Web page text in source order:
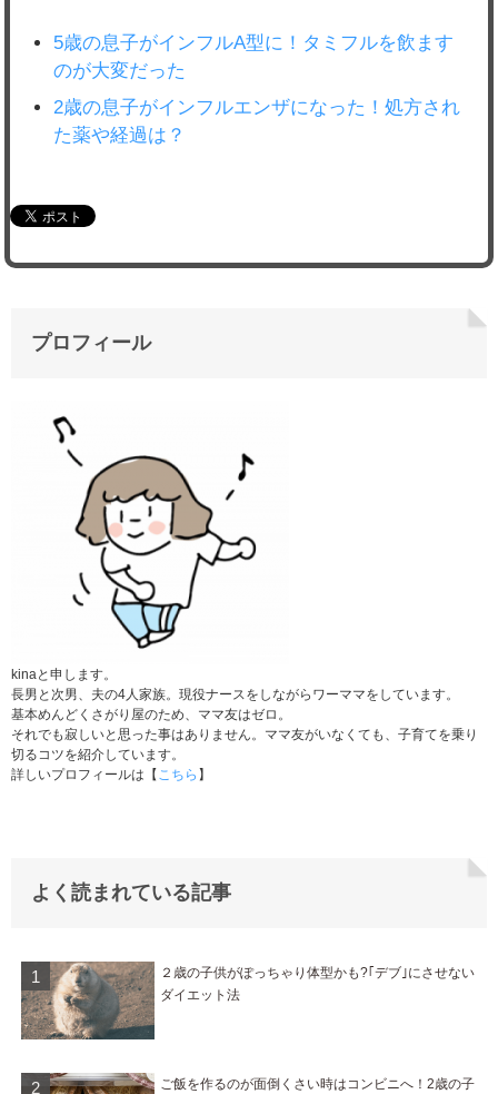
5歳の息子がインフルA型に！タミフルを飲ます
のが大変だった
2歳の息子がインフルエンザになった！処方され
た薬や経過は？
プロフィール
kinaと申します。
長男と次男、夫の4人家族。現役ナースをしながらワーママをしています。
基本めんどくさがり屋のため、ママ友はゼロ。
それでも寂しいと思った事はありません。ママ友がいなくても、子育てを乗り
切るコツを紹介しています。
詳しいプロフィールは【 こちら 】
よく読まれている記事
２歳の子供がぽっちゃり体型かも?｢デブ｣にさせない
ダイエット法
ご飯を作るのが面倒くさい時はコンビニへ！2歳の子